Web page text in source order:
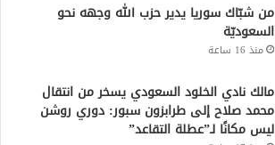
من شبّاك سوريا يدير حزب الله وجهه نحو
السعوديّة
منذ 16 ساعة
مالك نادي الخلود السعودي يسخر من انتقال
محمد صلاح إلى طرابزون سبور: دوري روشن
ليس مكانًا لـ”عطلة التقاعد”